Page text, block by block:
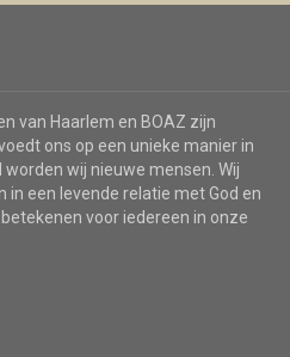
van Haarlem en BOAZ zijn
ons op een unieke manier in
worden wij nieuwe mensen. Wij
in een levende relatie met God en
voor iedereen in onze